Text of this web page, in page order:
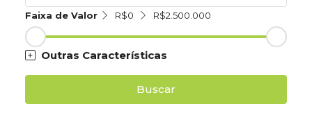
Faixa de Valor R$0 R$2.500.000
Outras Características
Buscar